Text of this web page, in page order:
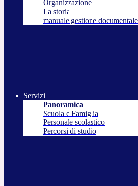
Organizzazione
La storia
manuale gestione documentale
Servizi
Panoramica
Scuola e Famiglia
Personale scolastico
Percorsi di studio